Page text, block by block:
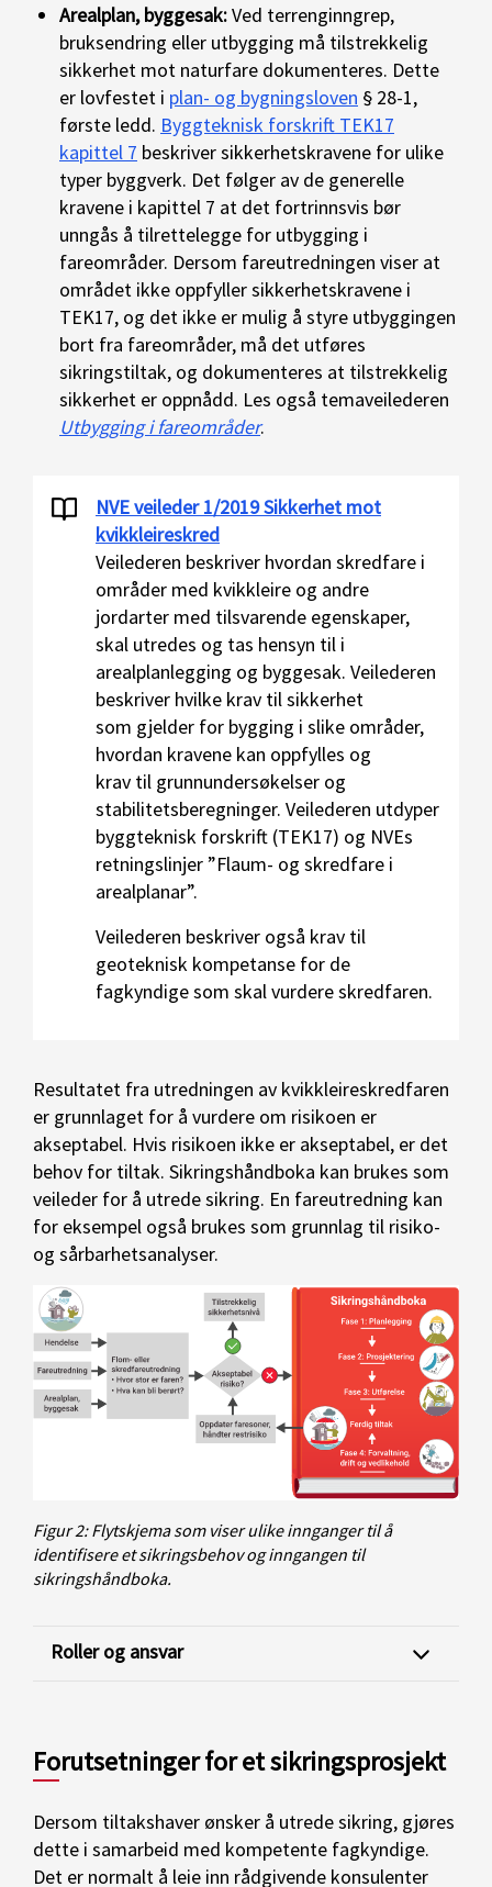
Arealplan, byggesak:Ved terrenginngrep,
bruksendring eller utbygging må tilstrekkelig
sikkerhet mot naturfare dokumenteres. Dette
er lovfestet i plan- og bygningsloven § 28-1,
første ledd. Byggteknisk forskrift TEK17
kapittel 7 beskriver sikkerhetskravene for ulike
typer byggverk. Det følger av de generelle
kravene i kapittel 7 at det fortrinnsvis bør
unngås å tilrettelegge for utbygging i
fareområder. Dersom fareutredningen viser at
området ikke oppfyller sikkerhetskravene i
TEK17, og det ikke er mulig å styre utbyggingen
bort fra fareområder, må det utføres
sikringstiltak, og dokumenteres at tilstrekkelig
sikkerhet er oppnådd. Les også temaveilederen
Utbygging i fareområder.
NVE veileder 1/2019 Sikkerhet mot
kvikkleireskred
Veilederen beskriver hvordan skredfare i
områder med kvikkleire og andre
jordarter med tilsvarende egenskaper,
skal utredes og tas hensyn til i
arealplanlegging og byggesak. Veilederen
beskriver hvilke krav til sikkerhet
som gjelder for bygging i slike områder,
hvordan kravene kan oppfylles og
krav til grunnundersøkelser og
stabilitetsberegninger. Veilederen utdyper
byggteknisk forskrift (TEK17) og NVEs
retningslinjer ”Flaum- og skredfare i
arealplanar”.
Veilederen beskriver også krav til
geoteknisk kompetanse for de
fagkyndige som skal vurdere skredfaren.
Resultatet fra utredningen av kvikkleireskredfaren
er grunnlaget for å vurdere om risikoen er
akseptabel. Hvis risikoen ikke er akseptabel, er det
behov for tiltak. Sikringshåndboka kan brukes som
veileder for å utrede sikring. En fareutredning kan
for eksempel også brukes som grunnlag til risiko-
og sårbarhetsanalyser.
Figur 2: Flytskjema som viser ulike innganger til å
identifisere et sikringsbehov og inngangen til
sikringshåndboka.
Roller og ansvar
Forutsetninger for et sikringsprosjekt
Dersom tiltakshaver ønsker å utrede sikring, gjøres
dette i samarbeid med kompetente fagkyndige.
Det er normalt å leie inn rådgivende konsulenter